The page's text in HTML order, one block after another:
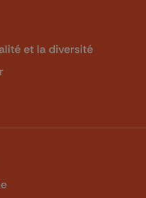
et la diversité